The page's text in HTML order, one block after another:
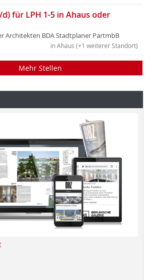
für LPH 1-5 in Ahaus oder
Architekten BDA Stadtplaner PartmbB
in Ahaus (+1 weiterer Standort)
Mehr Stellen